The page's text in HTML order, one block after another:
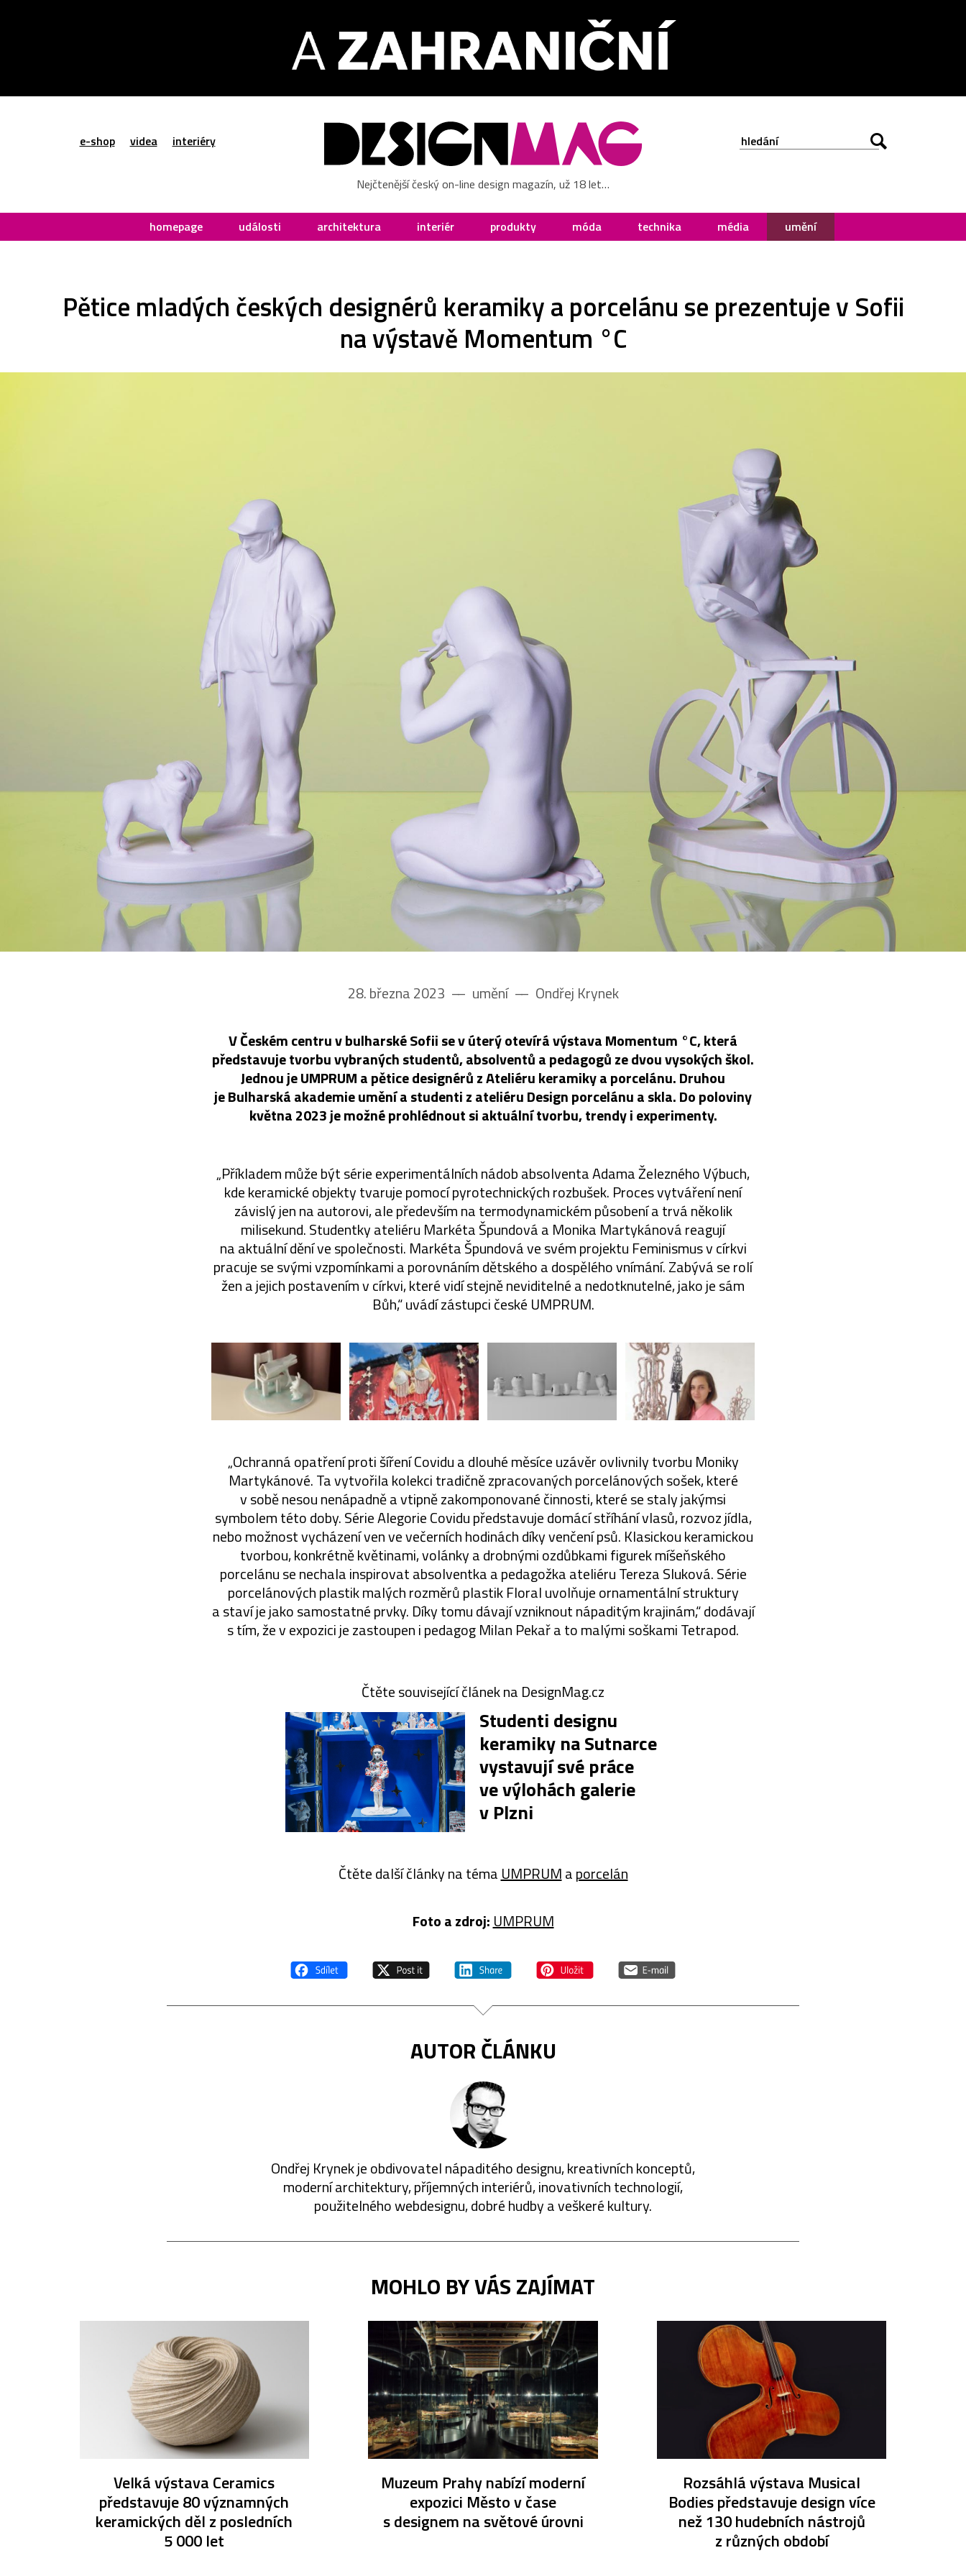
e-shop videa interiéry
Nejčtenější český on-line design magazín, už 18 let…
homepage události architektura interiér produkty móda technika média umění
Pětice mladých českých designérů keramiky a porcelánu se prezentuje v Sofii
na výstavě Momentum °C
28. března 2023 –– umění –– Ondřej Krynek
V Českém centru v bulharské Sofii se v úterý otevírá výstava Momentum °C, která
představuje tvorbu vybraných studentů, absolventů a pedagogů ze dvou vysokých škol.
Jednou je UMPRUM a pětice designérů z Ateliéru keramiky a porcelánu. Druhou
je Bulharská akademie umění a studenti z ateliéru Design porcelánu a skla. Do poloviny
května 2023 je možné prohlédnout si aktuální tvorbu, trendy i experimenty.
„Příkladem může být série experimentálních nádob absolventa Adama Železného Výbuch,
kde keramické objekty tvaruje pomocí pyrotechnických rozbušek. Proces vytváření není
závislý jen na autorovi, ale především na termodynamickém působení a trvá několik
milisekund. Studentky ateliéru Markéta Špundová a Monika Martykánová reagují
na aktuální dění ve společnosti. Markéta Špundová ve svém projektu Feminismus v církvi
pracuje se svými vzpomínkami a porovnáním dětského a dospělého vnímání. Zabývá se rolí
žen a jejich postavením v církvi, které vidí stejně neviditelné a nedotknutelné, jako je sám
Bůh,“ uvádí zástupci české UMPRUM.
„Ochranná opatření proti šíření Covidu a dlouhé měsíce uzávěr ovlivnily tvorbu Moniky
Martykánové. Ta vytvořila kolekci tradičně zpracovaných porcelánových sošek, které
v sobě nesou nenápadně a vtipně zakomponované činnosti, které se staly jakýmsi
symbolem této doby. Série Alegorie Covidu představuje domácí stříhání vlasů, rozvoz jídla,
nebo možnost vycházení ven ve večerních hodinách díky venčení psů. Klasickou keramickou
tvorbou, konkrétně květinami, volánky a drobnými ozdůbkami figurek míšeňského
porcelánu se nechala inspirovat absolventka a pedagožka ateliéru Tereza Sluková. Série
porcelánových plastik malých rozměrů plastik Floral uvolňuje ornamentální struktury
a staví je jako samostatné prvky. Díky tomu dávají vzniknout nápaditým krajinám,“ dodávají
s tím, že v expozici je zastoupen i pedagog Milan Pekař a to malými soškami Tetrapod.
Čtěte související článek na DesignMag.cz
Studenti designu
keramiky na Sutnarce
vystavují své práce
ve výlohách galerie
v Plzni
Čtěte další články na téma UMPRUMaporcelán
Foto a zdroj: UMPRUM
AUTOR ČLÁNKU
Ondřej Krynek je obdivovatel nápaditého designu, kreativních konceptů,
moderní architektury, příjemných interiérů, inovativních technologií,
použitelného webdesignu, dobré hudby a veškeré kultury.
MOHLO BY VÁS ZAJÍMAT
Velká výstava Ceramics
představuje 80 významných
keramických děl z posledních
5 000 let
Muzeum Prahy nabízí moderní
expozici Město v čase
s designem na světové úrovni
Rozsáhlá výstava Musical
Bodies představuje design více
než 130 hudebních nástrojů
z různých období